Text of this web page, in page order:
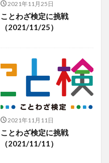
2021年11月25日
ことわざ検定に挑戦
（2021/11/25）
2021年11月11日
ことわざ検定に挑戦
（2021/11/11）